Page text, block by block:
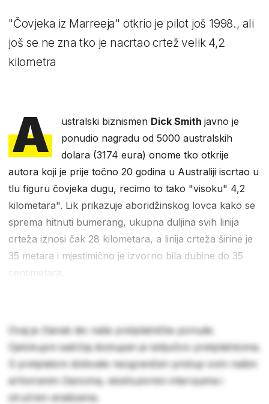
"Čovjeka iz Marreeja" otkrio je pilot još 1998., ali
još se ne zna tko je nacrtao crtež velik 4,2
kilometra
A ustralski biznismen Dick Smithjavno je
ponudio nagradu od 5000 australskih
dolara (3174 eura) onome tko otkrije
autora koji je prije točno 20 godina u Australiji iscrtao u
tlu figuru čovjeka dugu, recimo to tako "visoku" 4,2
kilometara". Lik prikazuje aboridžinskog lovca kako se
sprema hitnuti bumerang, ukupna duljina svih linija
crteža iznosi čak 28 kilometara, a linija crteža širine je
35 metara i mjestimično je izvorno bila dubine do 35
centimetara.
Ovaj je članak dio naše pretplatničke ponude.
Cjelokupni sadržaj dostupan je isključivo pretplatnicima.
S pretplatom dobivate neograničen pristup svim našim
arhiviranim člancima, ekskluzivnim intervjuima i
stručnim analizama.